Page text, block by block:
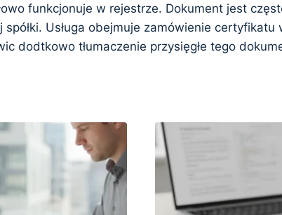
funkcjonuje w rejestrze. Dokument jest
Usługa obejmuje zamówienie
dodtkowo tłumaczenie przysięgłe tego